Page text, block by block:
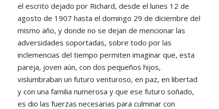
el escrito dejado por Richard, desde el lunes 12 de
agosto de 1907 hasta el domingo 29 de diciembre del
mismo año, y donde no se dejan de mencionar las
adversidades soportadas, sobre todo por las
inclemencias del tiempo permiten imaginar que, esta
pareja, joven aún, con dos pequeños hijos,
vislumbraban un futuro venturoso, en paz, en libertad
y con una familia numerosa y que ese futuro soñado,
es dio las fuerzas necesarias para culminar con